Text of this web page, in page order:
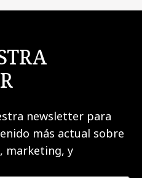
newsletter para
más actual sobre
marketing, y